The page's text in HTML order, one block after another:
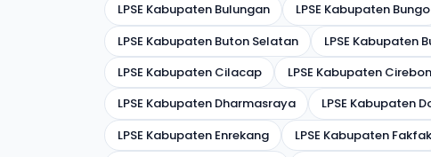
LPSE Kabupaten Bulungan
LPSE Kabupaten Bungo
LPSE Kabupaten Buton Selatan
LPSE Kabupaten
LPSE Kabupaten Cilacap
LPSE Kabupaten Cirebon
LPSE Kabupaten Dharmasraya
LPSE Kabupaten
LPSE Kabupaten Enrekang
LPSE Kabupaten Fakfak